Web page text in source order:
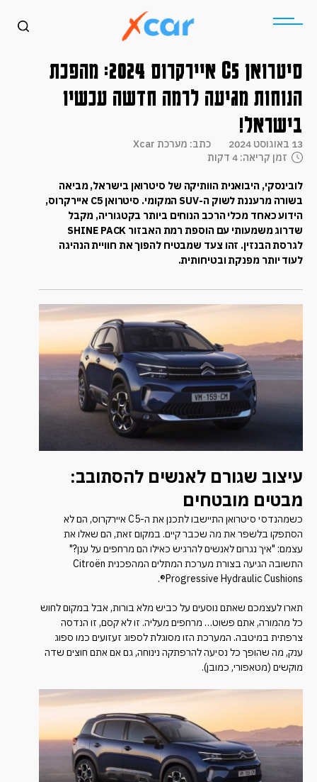
סיטרואן C5 איירקרוס 2024: מהפכת
הנוחות מגיעה לרמה חדשה עכשיו
בישראל!
13 באוגוסט 2024
כתב: מערכת Xcar
זמן קריאה: 4 דקות
לובינסקי, היבואנית הוותיקה של סיטרואן בישראל, מביאה
בשורה מרעננת לשוק ה-SUV המקומי. סיטרואן C5 איירקרוס,
הידוע כאחד מכלי הרכב הנוחים ביותר בקטגוריה, מקבל
שדרוג משמעותי עם הוספת רמת האבזור SHINE PACK
לגרסת הבנזין. זהו צעד שמבטיח להפוך את חוויית הנהיגה
לעוד יותר מפנקת ובטיחותית.
עיצוב שגורם לאנשים להסתובב:
מבטים מובטחים
כשמהנדסי סיטרואן התיישבו לתכנן את ה-C5 איירקרוס, הם לא
הסתפקו בלשפר את מה שכבר קיים. במקום זאת, הם שאלו את
עצמם: "איך נגרום לאנשים להרגיש כאילו הם מרחפים על ענן?"
התשובה הגיעה בצורת מערכת המתלים המהפכנית Citroën
Progressive Hydraulic Cushions®.
תארו לעצמכם שאתם נוסעים על כביש מלא בורות, אבל במקום לחוש
כל מהמורה, אתם פשוט… מרחפים מעליה. זו לא קסם, זו הנדסה
צרפתית במיטבה. המערכת הזו מסוגלת לספוג זעזועים כמו ספוג
ענק, מה שהופך כל נסיעה להרפתקה נינוחה, גם אם אתם חוצים שדה
מוקשים (מטאפורי, כמובן).